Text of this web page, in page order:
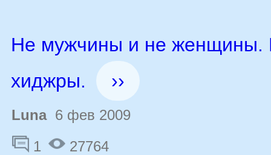
Не мужчины и не женщины.
хиджры.
››
Luna6 фев 2009
1
27764